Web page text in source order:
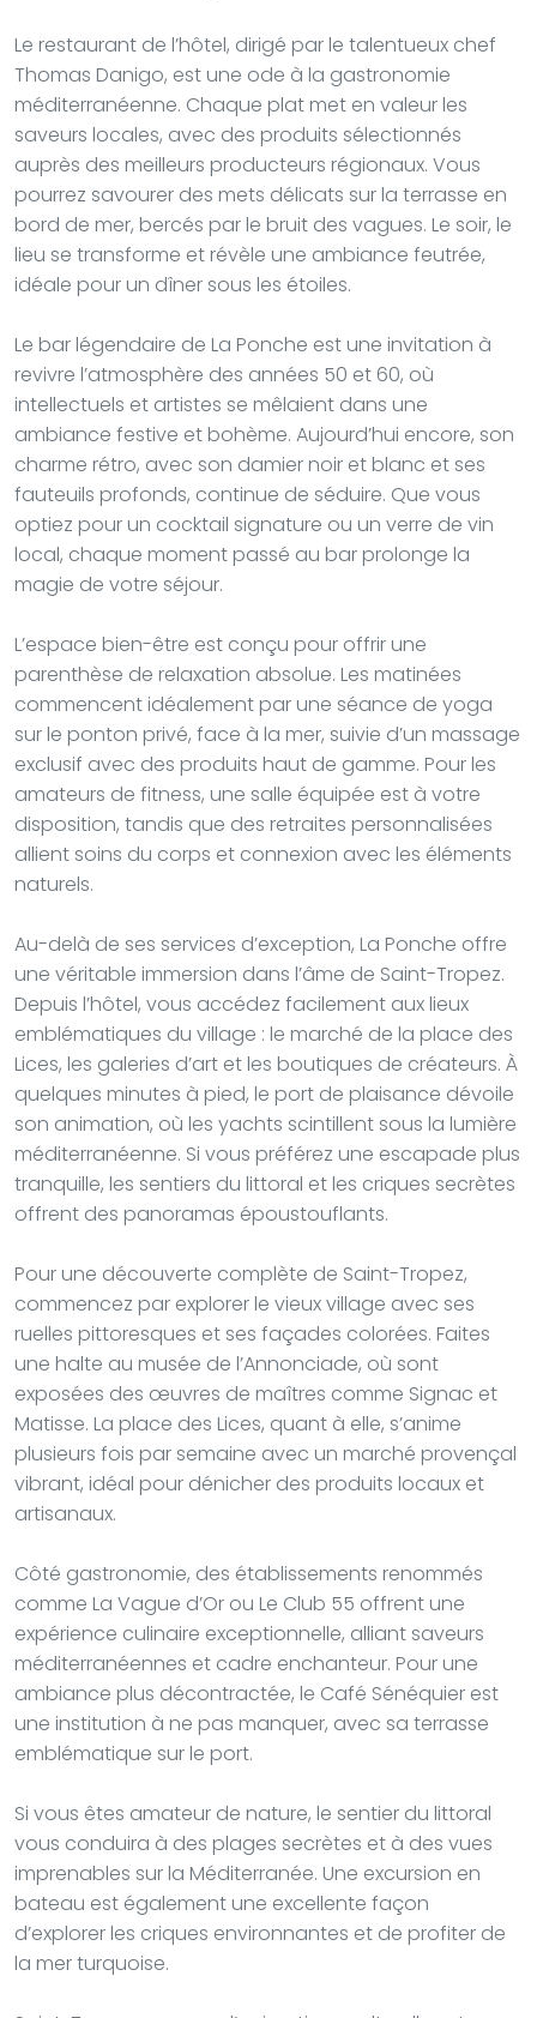
Le restaurant de l’hôtel, dirigé par le talentueux chef
Thomas Danigo, est une ode à la gastronomie
méditerranéenne. Chaque plat met en valeur les
saveurs locales, avec des produits sélectionnés
auprès des meilleurs producteurs régionaux. Vous
pourrez savourer des mets délicats sur la terrasse en
bord de mer, bercés par le bruit des vagues. Le soir, le
lieu se transforme et révèle une ambiance feutrée,
idéale pour un dîner sous les étoiles.
Le bar légendaire de La Ponche est une invitation à
revivre l’atmosphère des années 50 et 60, où
intellectuels et artistes se mêlaient dans une
ambiance festive et bohème. Aujourd’hui encore, son
charme rétro, avec son damier noir et blanc et ses
fauteuils profonds, continue de séduire. Que vous
optiez pour un cocktail signature ou un verre de vin
local, chaque moment passé au bar prolonge la
magie de votre séjour.
L’espace bien-être est conçu pour offrir une
parenthèse de relaxation absolue. Les matinées
commencent idéalement par une séance de yoga
sur le ponton privé, face à la mer, suivie d’un massage
exclusif avec des produits haut de gamme. Pour les
amateurs de fitness, une salle équipée est à votre
disposition, tandis que des retraites personnalisées
allient soins du corps et connexion avec les éléments
naturels.
Au-delà de ses services d’exception, La Ponche offre
une véritable immersion dans l’âme de Saint-Tropez.
Depuis l’hôtel, vous accédez facilement aux lieux
emblématiques du village : le marché de la place des
Lices, les galeries d’art et les boutiques de créateurs. À
quelques minutes à pied, le port de plaisance dévoile
son animation, où les yachts scintillent sous la lumière
méditerranéenne. Si vous préférez une escapade plus
tranquille, les sentiers du littoral et les criques secrètes
offrent des panoramas époustouflants.
Pour une découverte complète de Saint-Tropez,
commencez par explorer le vieux village avec ses
ruelles pittoresques et ses façades colorées. Faites
une halte au musée de l’Annonciade, où sont
exposées des œuvres de maîtres comme Signac et
Matisse. La place des Lices, quant à elle, s’anime
plusieurs fois par semaine avec un marché provençal
vibrant, idéal pour dénicher des produits locaux et
artisanaux.
Côté gastronomie, des établissements renommés
comme La Vague d’Or ou Le Club 55 offrent une
expérience culinaire exceptionnelle, alliant saveurs
méditerranéennes et cadre enchanteur. Pour une
ambiance plus décontractée, le Café Sénéquier est
une institution à ne pas manquer, avec sa terrasse
emblématique sur le port.
Si vous êtes amateur de nature, le sentier du littoral
vous conduira à des plages secrètes et à des vues
imprenables sur la Méditerranée. Une excursion en
bateau est également une excellente façon
d’explorer les criques environnantes et de profiter de
la mer turquoise.